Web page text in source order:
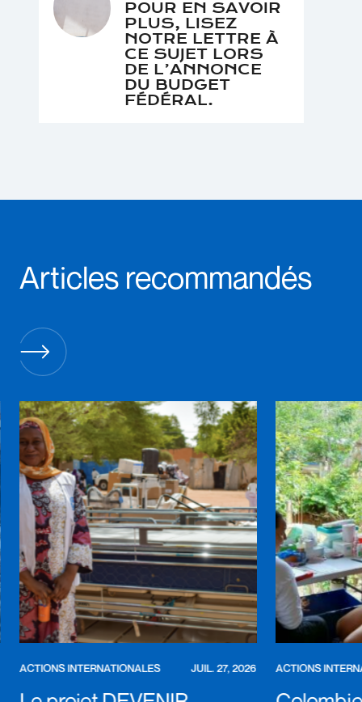
POUR EN SAVOIR
PLUS, LISEZ
NOTRE LETTRE À
CE SUJET LORS
DE L’ANNONCE
DU BUDGET
FÉDÉRAL.
Articles recommandés
ACTIONS INTERNATIONALES JUIL. 27, 2026 ACTIONS